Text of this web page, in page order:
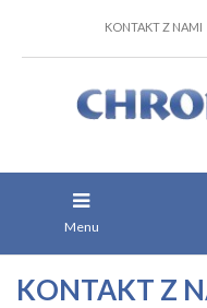
KONTAKT Z NAMI
Menu
KONTAKT Z